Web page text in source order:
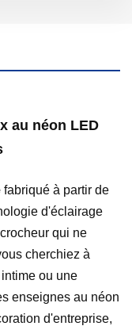
au néon LED
fabriqué à partir de
d'éclairage
qui ne
cherchiez à
ou une
enseignes au néon
d'entreprise,